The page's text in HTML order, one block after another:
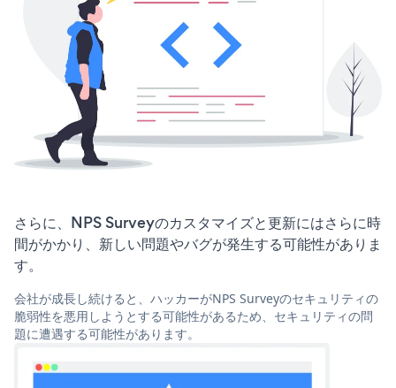
さらに、NPS Surveyのカスタマイズと更新にはさらに時
間がかかり、新しい問題やバグが発生する可能性がありま
す。
会社が成長し続けると、ハッカーがNPS Surveyのセキュリティの
脆弱性を悪用しようとする可能性があるため、セキュリティの問
題に遭遇する可能性があります。